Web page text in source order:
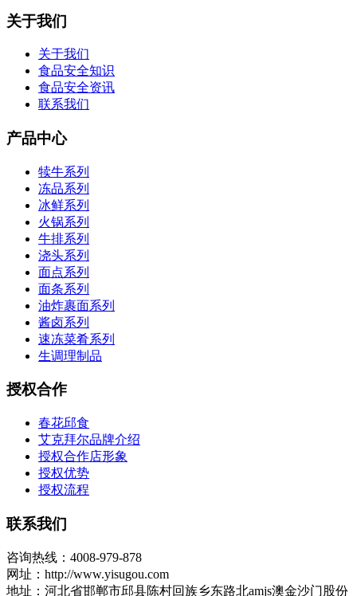
关于我们
关于我们
食品安全知识
食品安全资讯
联系我们
产品中心
犊牛系列
冻品系列
冰鲜系列
火锅系列
牛排系列
浇头系列
面点系列
面条系列
油炸裹面系列
酱卤系列
速冻菜肴系列
生调理制品
授权合作
春花邱食
艾克拜尔品牌介绍
授权合作店形象
授权优势
授权流程
联系我们
咨询热线：4008-979-878
网址：http://www.yisugou.com
地址：河北省邯郸市邱县陈村回族乡东路北amjs澳金沙门股份